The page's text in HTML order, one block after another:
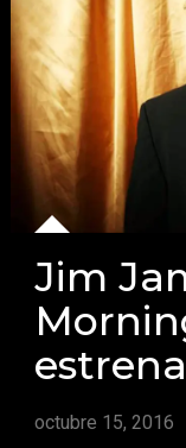
Jim
octubre 15, 2016